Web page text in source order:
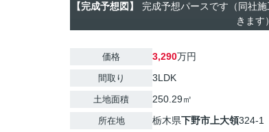
【完成予想図】
完成予想パースです（同社
きます）
価格 3,290万円
間取り 3LDK
土地面積 250.29㎡
所在地 栃木県下野市 上大領324-1